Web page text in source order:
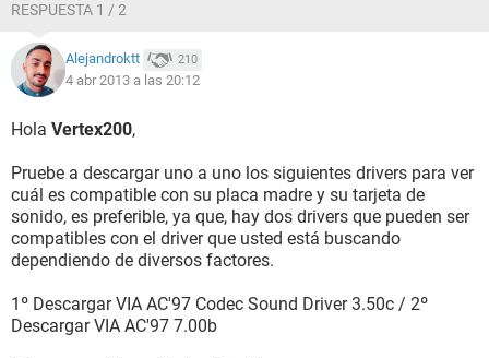
Ordenador:
Sistema operativo Microsoft Windows XP Professional
Service Pack del Sistema Operativo Service Pack 3
DirectX 4.09.00.0904 (DirectX 9.0c)
Nombre de usuario Administrador
Placa base:
Tipo de procesador AMD Sempron, 1600 MHz (8 x 200)
2800+
Nombre de la Placa Base ECS K8M800-M2 (3 PCI, 1 AGP, 1
CNR, 2 DDR DIMM, Audio, Video, LAN)
Hammer
Memoria del Sistema 448 MB (DDR SDRAM)
RESPUESTA 1 / 2
Alejandroktt 210
4 abr 2013 a las 20:12
Hola Vertex200,
Pruebe a descargar uno a uno los siguientes drivers para ver
cuál es compatible con su placa madre y su tarjeta de
sonido, es preferible, ya que, hay dos drivers que pueden ser
compatibles con el driver que usted está buscando
dependiendo de diversos factores.
1º Descargar VIA AC'97 Codec Sound Driver 3.50c / 2º
Descargar VIA AC'97 7.00b